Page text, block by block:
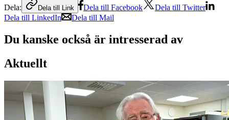
Dela: Dela till Link Dela till Facebook
Dela till Twitter
Dela till LinkedIn
Dela till Mail
Du kanske också är intresserad av
Aktuellt